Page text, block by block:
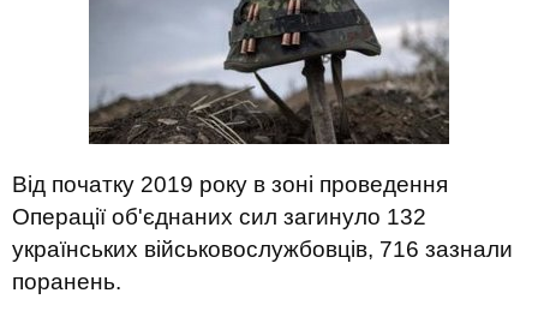
Від початку 2019 року в зоні проведення
Операції об'єднаних сил загинуло 132
українських військовослужбовців, 716 зазнали
поранень.